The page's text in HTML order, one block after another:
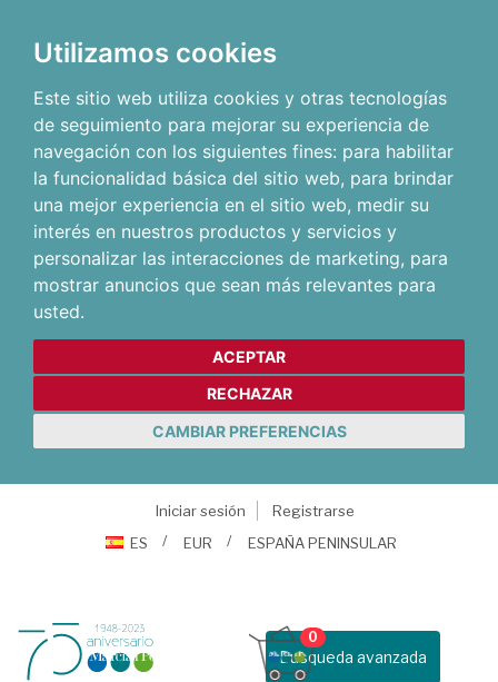
Utilizamos cookies
Este sitio web utiliza cookies y otras tecnologías
de seguimiento para mejorar su experiencia de
navegación con los siguientes fines: para habilitar
la funcionalidad básica del sitio web, para brindar
una mejor experiencia en el sitio web, medir su
interés en nuestros productos y servicios y
personalizar las interacciones de marketing, para
mostrar anuncios que sean más relevantes para
usted.
ACEPTAR
RECHAZAR
CAMBIAR PREFERENCIAS
Iniciar sesión
Registrarse
ES
EUR ESPAÑA PENINSULAR
Busqueda avanzada
0